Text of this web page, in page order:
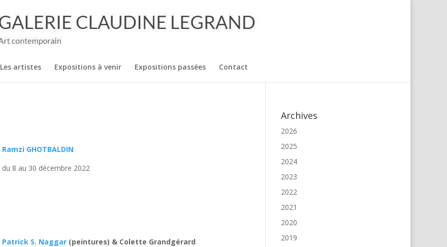
Les artistes Expositions à venir Expositions passées Contact
Ramzi GHOTBALDIN
du 8 au 30 décembre 2022
Patrick S. Naggar(peintures) & Colette Grandgérard
Archives
2026
2025
2024
2023
2022
2021
2020
2019